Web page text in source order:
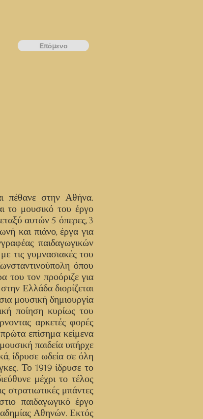
Επόμενο
πέθανε στην Αθήνα.
το μουσικό του έργο
αυτών 5 όπερες, 3
και πιάνο, έργα για
παιδαγωγικών
τις γυμνασιακές του
όπου
του τον προόριζε για
Ελλάδα διορίζεται
μουσική δημιουργία
ποίηση κυρίως του
αρκετές φορές
επίσημα κείμενα
παιδεία υπήρχε
ίδρυσε ωδεία σε όλη
Το 1919 ίδρυσε το
μέχρι το τέλος
στρατιωτικές μπάντες
παιδαγωγικό έργο
Αθηνών. Εκτός